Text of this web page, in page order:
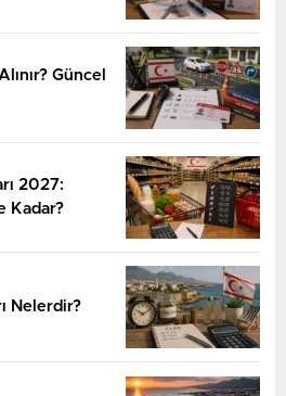
Güncel
2027:
Kadar?
Nelerdir?